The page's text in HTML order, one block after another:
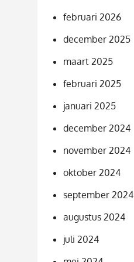
februari 2026
december 2025
maart 2025
februari 2025
januari 2025
december 2024
november 2024
oktober 2024
september 2024
augustus 2024
juli 2024